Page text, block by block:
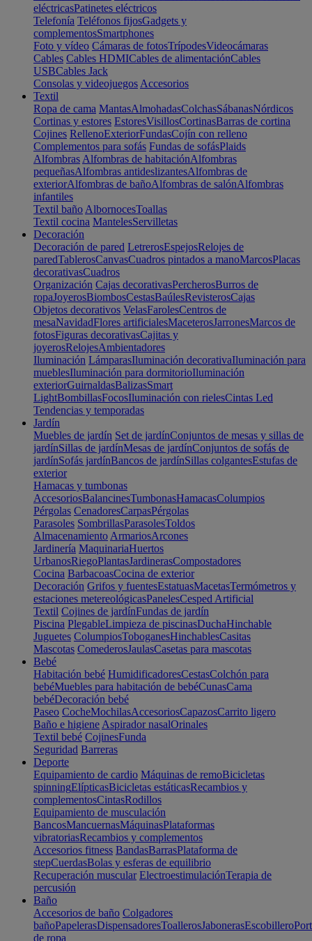
eléctricasPatinetes eléctricos
Telefonía Teléfonos fijosGadgets y
complementosSmartphones
Foto y vídeo Cámaras de fotosTrípodesVideocámaras
Cables Cables HDMICables de alimentaciónCables
USBCables Jack
Consolas y videojuegos Accesorios
Textil
Ropa de cama MantasAlmohadasColchasSábanasNórdicos
Cortinas y estores EstoresVisillosCortinasBarras de cortina
Cojines RellenoExteriorFundasCojín con relleno
Complementos para sofás Fundas de sofásPlaids
Alfombras Alfombras de habitaciónAlfombras
pequeñasAlfombras antideslizantesAlfombras de
exteriorAlfombras de bañoAlfombras de salónAlfombras
infantiles
Textil baño AlbornocesToallas
Textil cocina MantelesServilletas
Decoración
Decoración de pared LetrerosEspejosRelojes de
paredTablerosCanvasCuadros pintados a manoMarcosPlacas
decorativasCuadros
Organización Cajas decorativasPercherosBurros de
ropaJoyerosBiombosCestasBaúlesRevisterosCajas
Objetos decorativos VelasFarolesCentros de
mesaNavidadFlores artificialesMaceterosJarronesMarcos de
fotosFiguras decorativasCajitas y
joyerosRelojesAmbientadores
Iluminación LámparasIluminación decorativaIluminación para
mueblesIluminación para dormitorioIluminación
exteriorGuirnaldasBalizasSmart
LightBombillasFocosIluminación con rielesCintas Led
Tendencias y temporadas
Jardín
Muebles de jardín Set de jardínConjuntos de mesas y sillas de
jardínSillas de jardínMesas de jardínConjuntos de sofás de
jardínSofás jardínBancos de jardínSillas colgantesEstufas de
exterior
Hamacas y tumbonas
AccesoriosBalancinesTumbonasHamacasColumpios
Pérgolas CenadoresCarpasPérgolas
Parasoles SombrillasParasolesToldos
Almacenamiento ArmariosArcones
Jardinería MaquinariaHuertos
UrbanosRiegoPlantasJardinerasCompostadores
Cocina BarbacoasCocina de exterior
Decoración Grifos y fuentesEstatuasMacetasTermómetros y
estaciones metereológicasPanelesCesped Artificial
Textil Cojines de jardínFundas de jardín
Piscina PlegableLimpieza de piscinasDuchaHinchable
Juguetes ColumpiosToboganesHinchablesCasitas
Mascotas ComederosJaulasCasetas para mascotas
Bebé
Habitación bebé HumidificadoresCestasColchón para
bebéMuebles para habitación de bebéCunasCama
bebéDecoración bebé
Paseo CocheMochilasAccesoriosCapazosCarrito ligero
Baño e higiene Aspirador nasalOrinales
Textil bebé CojinesFunda
Seguridad Barreras
Deporte
Equipamiento de cardio Máquinas de remoBicicletas
spinningElípticasBicicletas estáticasRecambios y
complementosCintasRodillos
Equipamiento de musculación
BancosMancuernasMáquinasPlataformas
vibratoriasRecambios y complementos
Accesorios fitness BandasBarrasPlataforma de
stepCuerdasBolas y esferas de equilibrio
Recuperación muscular ElectroestimulaciónTerapia de
percusión
Baño
Accesorios de baño Colgadores
bañoPapelerasDispensadoresToallerosJabonerasEscobillero
de ropa